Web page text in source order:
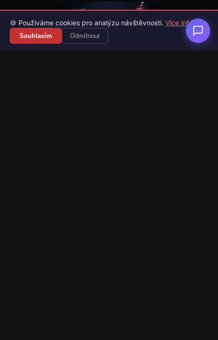
Váš průvodce světem videoher. Novinky, recenze a česko-
slovenské překlady her.
🍪 Používáme cookies pro analýzu návštěvnosti. Více info
Souhlasím Odmítnout